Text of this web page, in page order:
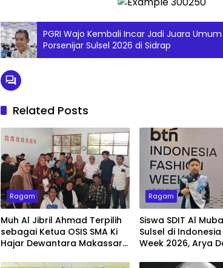
PGRI Wajo Kembali Incar Jadi Juara
Porsenijar Sulsel 2026 di Sidrap
Related Posts
Ragam
Muh Al Jibril Ahmad Terpilih
sebagai Ketua OSIS SMA Ki
Hajar Dewantara Makassar
Ragam
Siswa SDIT Al
Sulsel di Indonesia
Week 2026, Arya